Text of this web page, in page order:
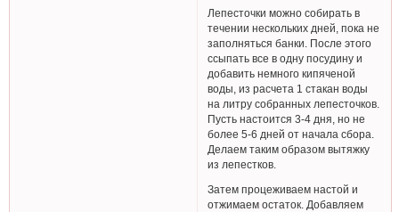
Лепесточки можно собирать в
течении нескольких дней, пока не
заполняться банки. После этого
ссыпать все в одну посудину и
добавить немного кипяченой
воды, из расчета 1 стакан воды
на литру собранных лепесточков.
Пусть настоится 3-4 дня, но не
более 5-6 дней от начала сбора.
Делаем таким образом вытяжку
из лепестков.
Затем процеживаем настой и
отжимаем остаток. Добавляем